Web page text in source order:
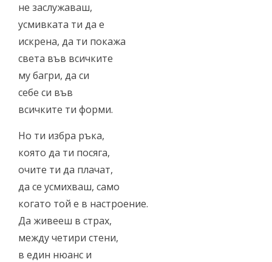
не заслужаваш,
усмивката ти да е
искрена, да ти покажа
света във всичките
му багри, да си
себе си във
всичките ти форми.
Но ти избра ръка,
която да ти посяга,
очите ти да плачат,
да се усмихваш, само
когато той е в настроение.
Да живееш в страх,
между четири стени,
в един нюанс и